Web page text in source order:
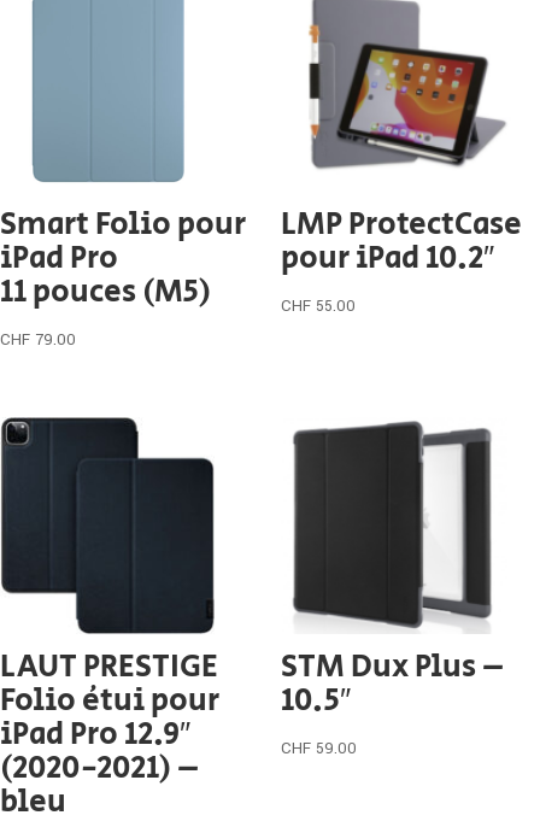
Smart Folio pour
iPad Pro
11 pouces (M5)
CHF 79.00
LMP ProtectCase
pour iPad 10.2″
CHF 55.00
LAUT PRESTIGE
Folio étui pour
iPad Pro 12.9″
(2020-2021) –
bleu
STM Dux Plus –
10.5″
CHF 59.00